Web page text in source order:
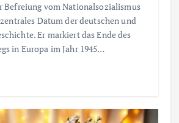
Befreiung vom Nationalsozialismus
Datum der deutschen und
Er markiert das Ende des
in Europa im Jahr 1945…